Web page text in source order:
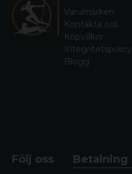
Varumärken
Kontakta oss
Köpvillkor
Integritetspolicy
Blogg
Följ oss Betalning